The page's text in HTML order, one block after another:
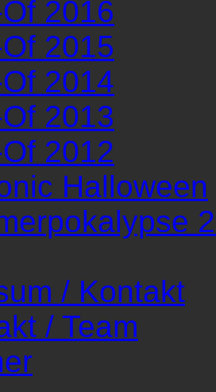
2016
2015
2014
2013
2012
Halloween
/ Kontakt
/ Team